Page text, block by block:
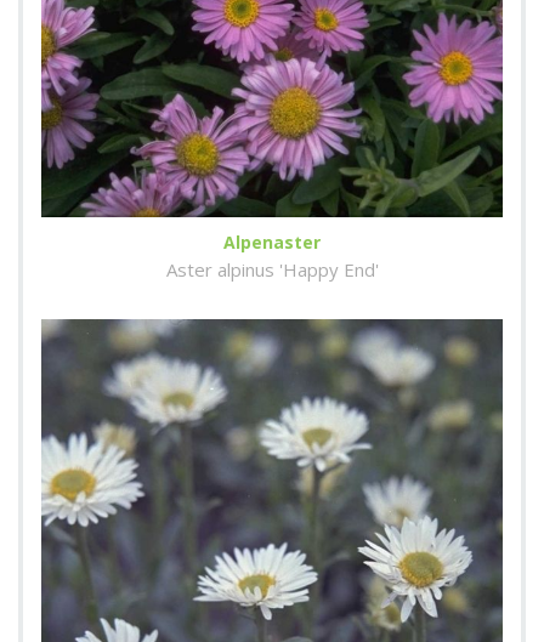
Alpenaster
Aster alpinus 'Happy End'